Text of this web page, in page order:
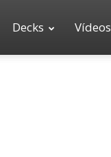
Decks Vídeos